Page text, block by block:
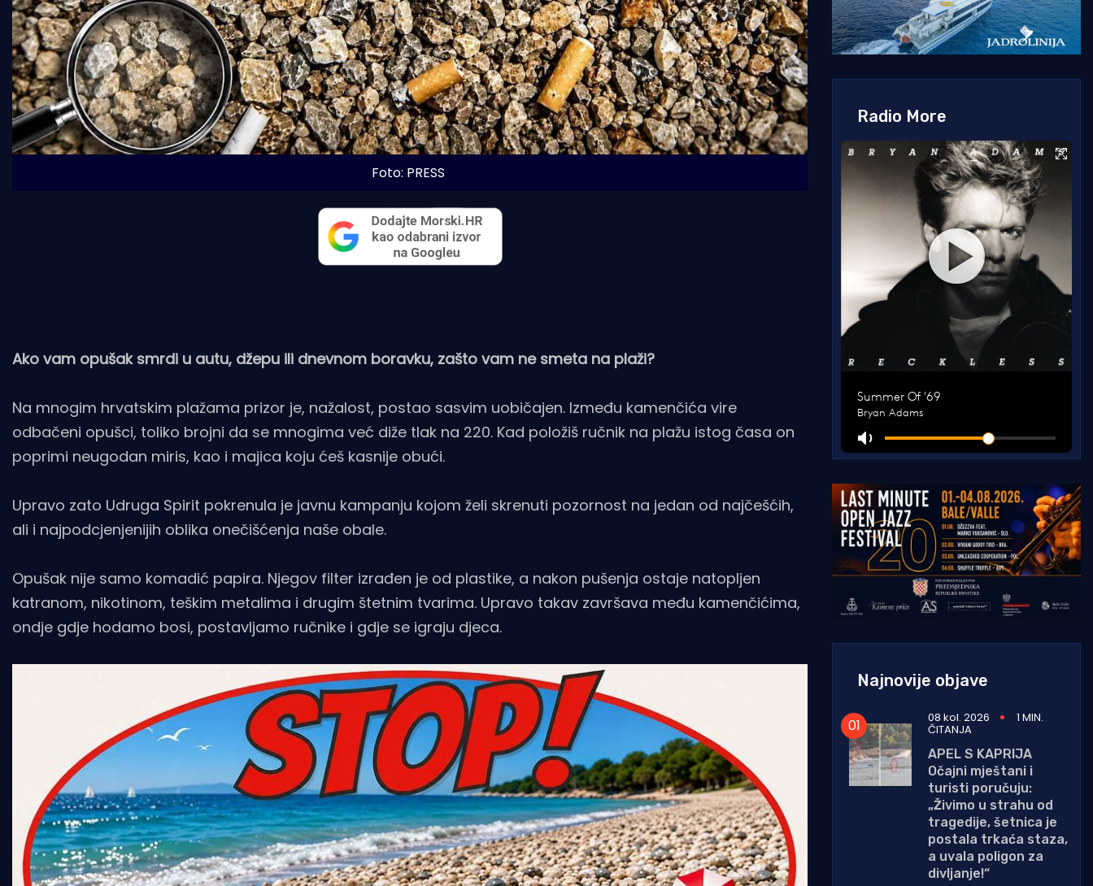
Foto: PRESS
Ako vam opušak smrdi u autu, džepu ili dnevnom boravku, zašto vam ne smeta na plaži?
Na mnogim hrvatskim plažama prizor je, nažalost, postao sasvim uobičajen. Između kamenčića vire
odbačeni opušci, toliko brojni da se mnogima već diže tlak na 220. Kad položiš ručnik na plažu istog časa on
poprimi neugodan miris, kao i majica koju ćeš kasnije obući.
Upravo zato Udruga Spirit pokrenula je javnu kampanju kojom želi skrenuti pozornost na jedan od najčešćih,
ali i najpodcjenjenijih oblika onečišćenja naše obale.
Opušak nije samo komadić papira. Njegov filter izrađen je od plastike, a nakon pušenja ostaje natopljen
katranom, nikotinom, teškim metalima i drugim štetnim tvarima. Upravo takav završava među kamenčićima,
ondje gdje hodamo bosi, postavljamo ručnike i gdje se igraju djeca.
Radio More
Najnovije objave
08 kol. 2026 1 MIN.
ČITANJA
APEL S KAPRIJA
Očajni mještani i
turisti poručuju:
„Živimo u strahu od
tragedije, šetnica je
postala trkaća staza,
a uvala poligon za
divljanje!“